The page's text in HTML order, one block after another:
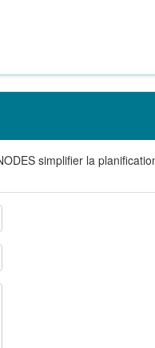
simplifier la